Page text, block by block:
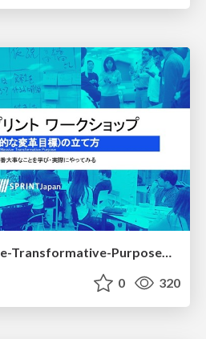
Designsprint-Massive-Transformative-Purpose01.pdf
0 320